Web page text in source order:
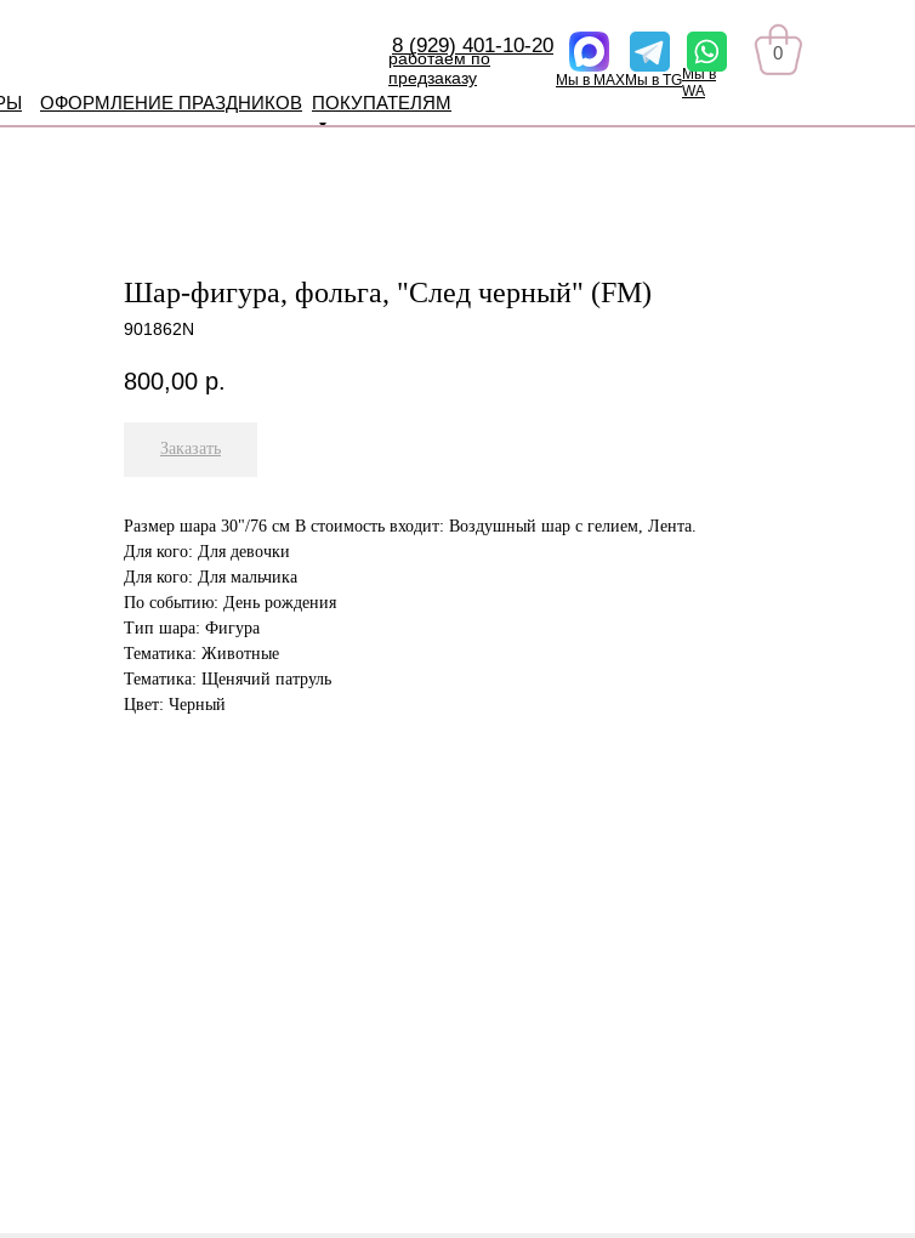
ОФОРМЛЕНИЕ ПРАЗДНИКОВ ПОКУПАТЕЛЯМ
8 (929) 401-10-20
работаем по
предзаказу
Мы в MAXМы в TGМы в
WA
0
Шар-фигура, фольга, "След черный" (FМ)
901862N
800,00 р.
Заказать
Размер шара 30"/76 см В стоимость входит: Воздушный шар с гелием, Лента.
Для кого: Для девочки
Для кого: Для мальчика
По событию: День рождения
Тип шара: Фигура
Тематика: Животные
Тематика: Щенячий патруль
Цвет: Черный